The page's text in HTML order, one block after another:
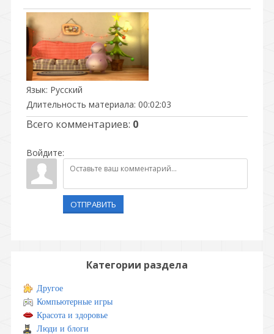
Язык: Русский
Длительность материала: 00:02:03
Всего комментариев: 0
Войдите:
ОТПРАВИТЬ
Категории раздела
Другое
Компьютерные игры
Красота и здоровье
Люди и блоги